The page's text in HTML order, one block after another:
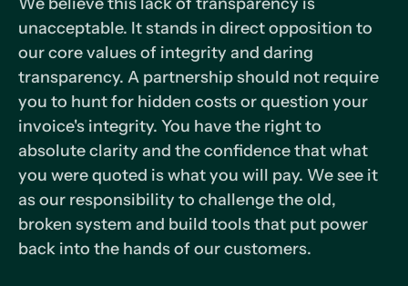
unacceptable. It stands in direct opposition to
our core values of integrity and daring
transparency. A partnership should not require
you to hunt for hidden costs or question your
invoice's integrity. You have the right to
absolute clarity and the confidence that what
you were quoted is what you will pay. We see it
as our responsibility to challenge the old,
broken system and build tools that put power
back into the hands of our customers.